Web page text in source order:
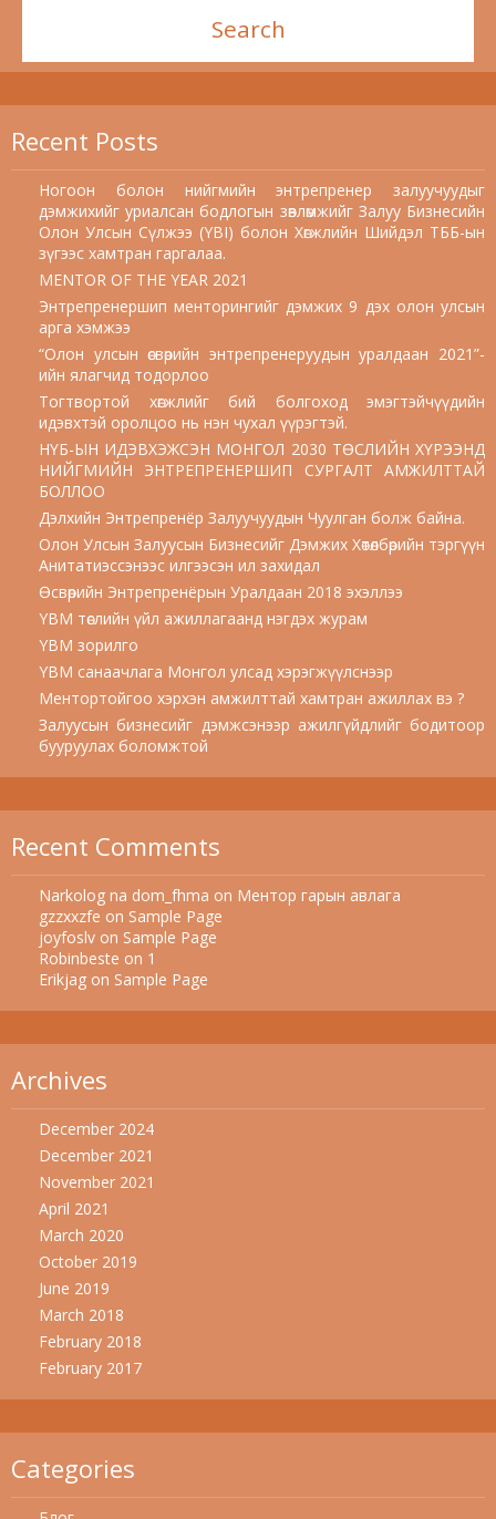
Recent Posts
Ногоон болон нийгмийн энтрепренер залуучуудыг
дэмжихийг уриалсан бодлогын зөвлөмжийг Залуу Бизнесийн
Олон Улсын Сүлжээ (YBI) болон Хөгжлийн Шийдэл ТББ-ын
зүгээс хамтран гаргалаа.
MENTOR OF THE YEAR 2021
Энтрепренершип менторингийг дэмжих 9 дэх олон улсын
арга хэмжээ
“Олон улсын өсвөрийн энтрепренеруудын уралдаан 2021”-
ийн ялагчид тодорлоо
Тогтвортой хөгжлийг бий болгоход эмэгтэйчүүдийн
идэвхтэй оролцоо нь нэн чухал үүрэгтэй.
НҮБ-ЫН ИДЭВХЭЖСЭН МОНГОЛ 2030 ТӨСЛИЙН ХҮРЭЭНД
НИЙГМИЙН ЭНТРЕПРЕНЕРШИП СУРГАЛТ АМЖИЛТТАЙ
БОЛЛОО
Дэлхийн Энтрепренёр Залуучуудын Чуулган болж байна.
Олон Улсын Залуусын Бизнесийг Дэмжих Хөтөлбөрийн тэргүүн
Анитатиэссэнээс илгээсэн ил захидал
Өсвөрийн Энтрепренёрын Уралдаан 2018 эхэллээ
YBM төслийн үйл ажиллагаанд нэгдэх журам
YBM зорилго
YBM санаачлага Монгол улсад хэрэгжүүлснээр
Ментортойгоо хэрхэн амжилттай хамтран ажиллах вэ ?
Залуусын бизнесийг дэмжсэнээр ажилгүйдлийг бодитоор
бууруулах боломжтой
Recent Comments
Narkolog na dom_fhma on Ментор гарын авлага
gzzxxzfe on Sample Page
joyfoslv on Sample Page
Robinbeste on 1
Erikjag on Sample Page
Archives
December 2024
December 2021
November 2021
April 2021
March 2020
October 2019
June 2019
March 2018
February 2018
February 2017
Categories